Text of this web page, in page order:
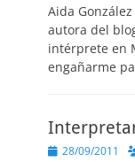
Aida
autora del
intérprete en
engañarme
Publicado
28/09/2011